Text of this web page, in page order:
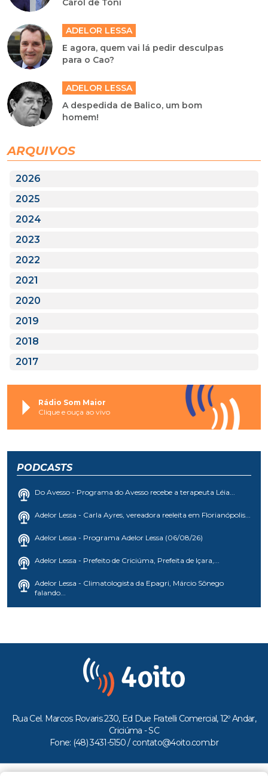
Carol de Toni
ADELOR LESSA
E agora, quem vai lá pedir desculpas
para o Cao?
ADELOR LESSA
A despedida de Balico, um bom
homem!
ARQUIVOS
2026
2025
2024
2023
2022
2021
2020
2019
2018
2017
Rádio Som Maior
Clique e ouça ao vivo
PODCASTS
Do Avesso - Programa do Avesso recebe a terapeuta Léia...
Adelor Lessa - Carla Ayres, vereadora reeleita em Florianópolis...
Adelor Lessa - Programa Adelor Lessa (06/08/26)
Adelor Lessa - Prefeito de Criciúma, Prefeita de Içara,...
Adelor Lessa - Climatologista da Epagri, Márcio Sônego
falando...
Rua Cel. Marcos Rovaris 230, Ed Due Fratelli Comercial, 12º Andar,
Criciúma - SC
Fone: (48) 3431-5150 / contato@4oito.com.br